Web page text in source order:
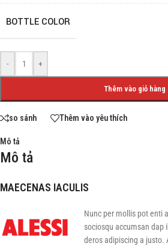
BOTTLE COLOR
- +
Thêm vào giỏ hàng
so sánh Thêm vào yêu thích
Mô tả
Mô tả
MAECENAS IACULIS
Nunc per mollis pot enti
sociosqu accumsan dap
deros adipiscing a justo.